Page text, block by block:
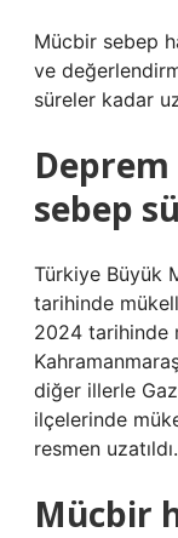
Mücbir sebep
ve
süreler kadar
sebep
Türkiye Büyük
tarihinde
2024 tarihinde
diğer illerle
ilçelerinde
resmen uzatıldı.
Mücbir